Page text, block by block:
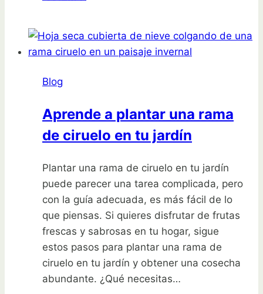
malva
real:
necesitas
saber
Blog
Aprende a plantar una rama
de ciruelo en tu jardín
Plantar una rama de ciruelo en tu jardín
puede parecer una tarea complicada, pero
con la guía adecuada, es más fácil de lo
que piensas. Si quieres disfrutar de frutas
frescas y sabrosas en tu hogar, sigue
estos pasos para plantar una rama de
ciruelo en tu jardín y obtener una cosecha
abundante. ¿Qué necesitas…